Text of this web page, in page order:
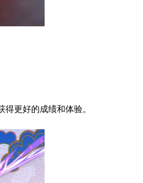
更好的成绩和体验。